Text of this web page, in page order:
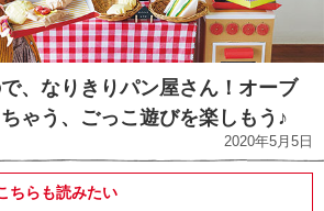
、なりきりパン屋さん！オーブ
ゃう、ごっこ遊びを楽しもう♪
2020年5月5日
ちらも読みたい